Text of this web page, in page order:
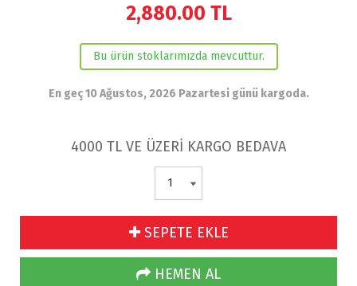
2,880.00 TL
Bu ürün stoklarımızda mevcuttur.
En geç 10 Ağustos, 2026 Pazartesi günü kargoda.
4000 TL VE ÜZERİ KARGO BEDAVA
SEPETE EKLE
HEMEN AL